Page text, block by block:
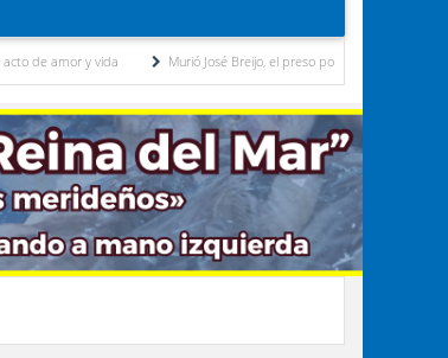
Murió José Breijo, el preso político uruguayo-venezolano bajo